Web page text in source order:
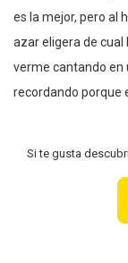
es la mejor, pero al
azar eligera de cual
verme cantando en
recordando porque
Si te gusta